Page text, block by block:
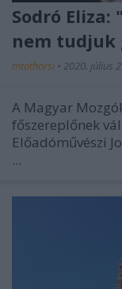
Sodró
nem
mtothorsi • 2020. július
A Magyar
főszereplőnek
Előadóművészi
...